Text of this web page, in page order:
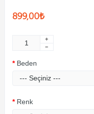
899,00₺
Beden
Renk